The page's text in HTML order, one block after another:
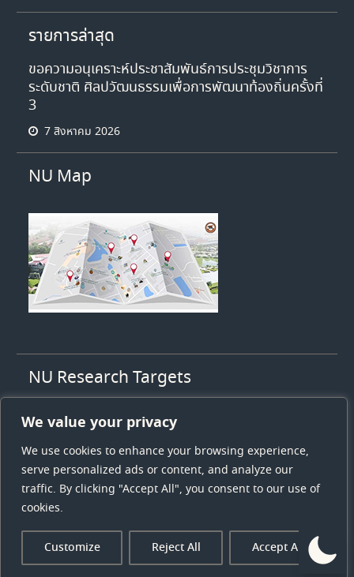
We value your privacy
We use cookies to enhance your browsing experience,
serve personalized ads or content, and analyze our
traffic. By clicking "Accept All", you consent to our use of
cookies.
Customize Reject All Accept All
รายการล่าสุด
ขอความอนุเคราะห์ประชาสัมพันธ์การประชุมวิชาการ
ระดับชาติ ศิลปวัฒนธรรมเพื่อการพัฒนาท้องถิ่นครั้งที่
3
7 สิงหาคม 2026
NU Map
NU Research Targets
2. High value health & medicines
3. Energy and low carbon society
4. Sustainable tourism
5. Logistics and supply chain
Copyright © All rights reserved.
University Hub byWEN Themes